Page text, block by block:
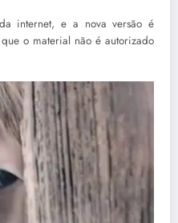
internet, e a nova versão é
o material não é autorizado